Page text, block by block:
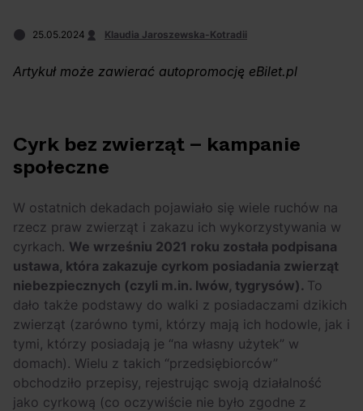
OFF Festival 2026 – High Five: pięć
rapie [czerwiec i
lipiec 2026]
25.05.2024 Klaudia Jaroszewska-Kotradii
Artykuł może zawierać autopromocję eBilet.pl
Cyrk bez zwierząt – kampanie
społeczne
W ostatnich dekadach pojawiało się wiele ruchów na
rzecz praw zwierząt i zakazu ich wykorzystywania w
cyrkach. We wrześniu 2021 roku została podpisana
ustawa, która zakazuje cyrkom posiadania zwierząt
niebezpiecznych (czyli m.in. lwów, tygrysów). To
dało także podstawy do walki z posiadaczami dzikich
zwierząt (zarówno tymi, którzy mają ich hodowle, jak i
tymi, którzy posiadają je “na własny użytek” w
domach). Wielu z takich “przedsiębiorców”
obchodziło przepisy, rejestrując swoją działalność
jako cyrkową (co oczywiście nie było zgodne z